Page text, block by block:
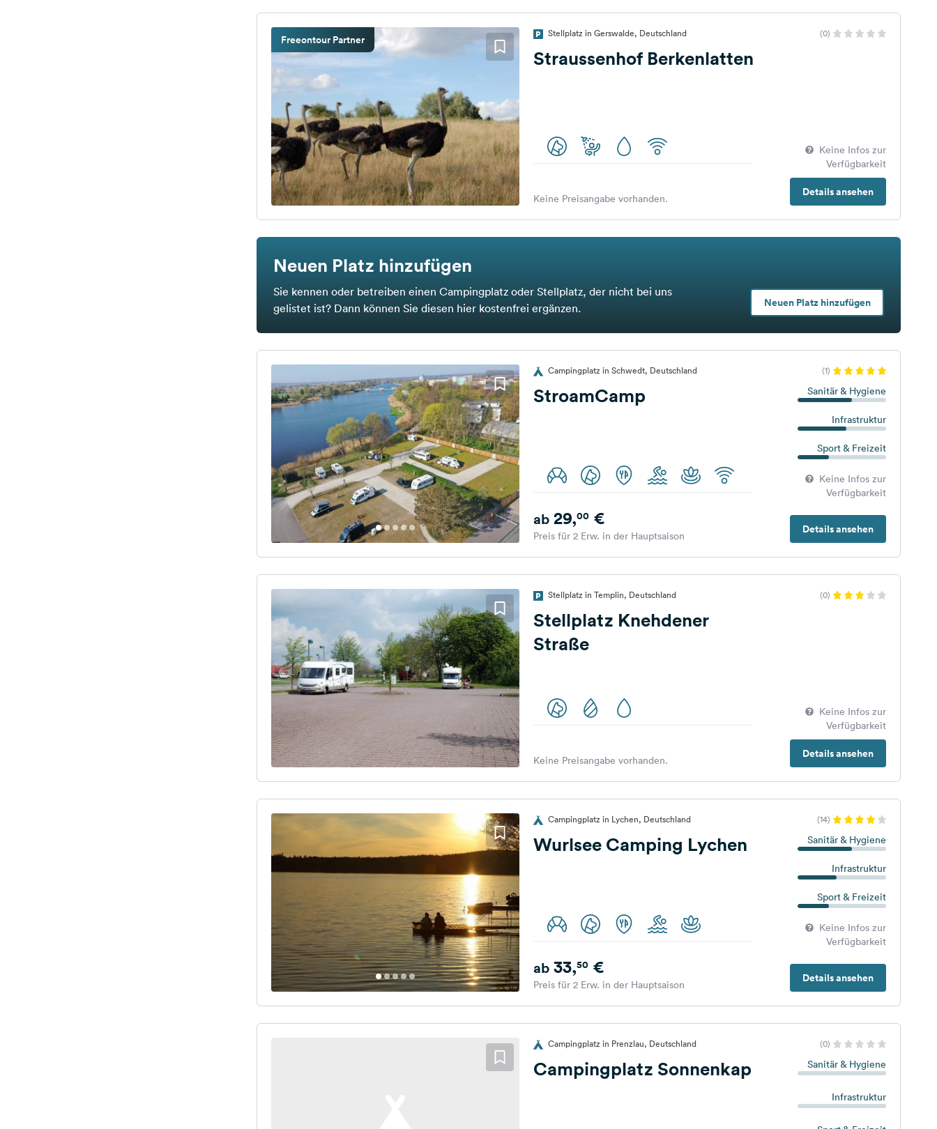
Freeontour Partner Stellplatz in Gerswalde, Deutschland (0)
Straussenhof Berkenlatten
Keine Infos zur
Verfügbarkeit
Details ansehen
Keine Preisangabe vorhanden.
Neuen Platz hinzufügen
Sie kennen oder betreiben einen Campingplatz oder Stellplatz, der nicht bei uns
gelistet ist? Dann können Sie diesen hier kostenfrei ergänzen.
Neuen Platz hinzufügen
Campingplatz in Schwedt, Deutschland (1)
StroamCamp Sanitär & Hygiene
Infrastruktur
Sport & Freizeit
Keine Infos zur
Verfügbarkeit
Details ansehen
ab29,00€
Preis für 2 Erw. in der Hauptsaison
Stellplatz in Templin, Deutschland (0)
Stellplatz Knehdener
Straße
Keine Infos zur
Verfügbarkeit
Details ansehen
Keine Preisangabe vorhanden.
Campingplatz in Lychen, Deutschland (14)
Wurlsee Camping Lychen Sanitär & Hygiene
Infrastruktur
Sport & Freizeit
Keine Infos zur
Verfügbarkeit
Details ansehen
ab33,50€
Preis für 2 Erw. in der Hauptsaison
Campingplatz in Prenzlau, Deutschland (0)
Campingplatz Sonnenkap Sanitär & Hygiene
Infrastruktur